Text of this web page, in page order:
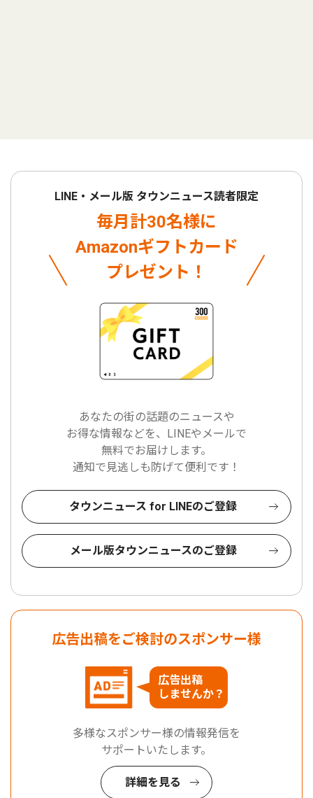
LINE・メール版 タウンニュース読者限定
毎月計30名様に
Amazonギフトカード
プレゼント！
あなたの街の話題のニュースや
お得な情報などを、LINEやメールで
無料でお届けします。
通知で見逃しも防げて便利です！
タウンニュース for LINEのご登録
メール版タウンニュースのご登録
広告出稿をご検討のスポンサー様
広告出稿
しませんか？
多様なスポンサー様の情報発信を
サポートいたします。
詳細を見る